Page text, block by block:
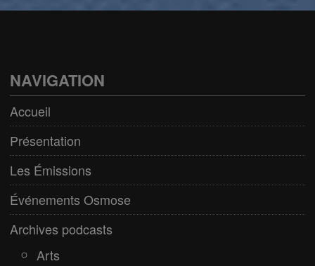
Bien être/Santé
Culture/Loisirs
Electro/Transe
Paranormal
Pop/Rock
Rap
Spiritualité
NAVIGATION
Accueil
Présentation
Les Émissions
Événements Osmose
Archives podcasts
Arts